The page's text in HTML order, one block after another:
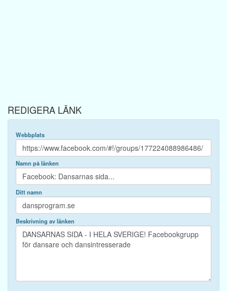
REDIGERA LÄNK
Webbplats
Namn på länken
Ditt namn
Beskrivning av länken